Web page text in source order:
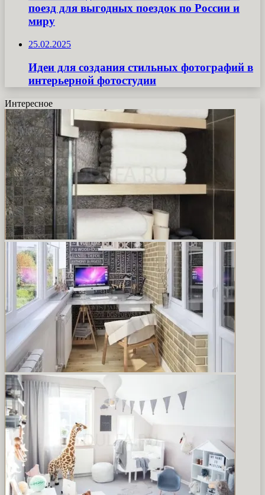
поезд для выгодных поездок по России и
миру
25.02.2025
Идеи для создания стильных фотографий в
интерьерной фотостудии
Интересное